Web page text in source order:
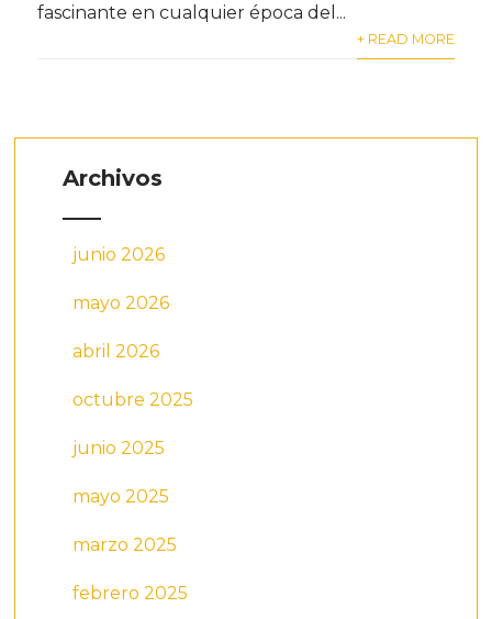
fascinante en cualquier época del...
+ READ MORE
Archivos
junio 2026
mayo 2026
abril 2026
octubre 2025
junio 2025
mayo 2025
marzo 2025
febrero 2025